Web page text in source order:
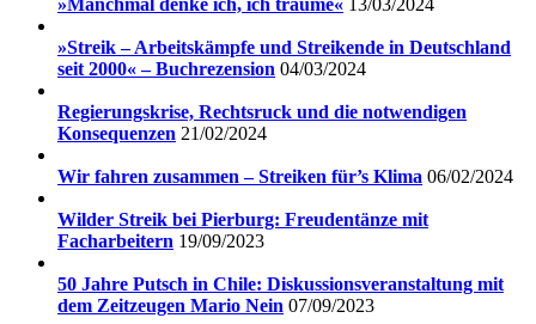
»Manchmal denke ich, ich träume« 13/03/2024
»Streik – Arbeitskämpfe und Streikende in Deutschland
seit 2000« – Buchrezension 04/03/2024
Regierungskrise, Rechtsruck und die notwendigen
Konsequenzen 21/02/2024
Wir fahren zusammen – Streiken für’s Klima 06/02/2024
Wilder Streik bei Pierburg: Freudentänze mit
Facharbeitern 19/09/2023
50 Jahre Putsch in Chile: Diskussionsveranstaltung mit
dem Zeitzeugen Mario Nein 07/09/2023